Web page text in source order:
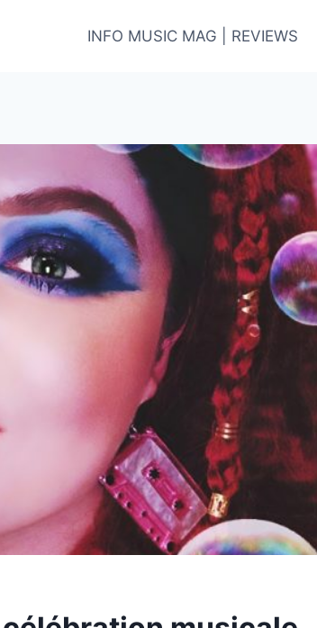
INFO MUSIC MAG | REVIEWS